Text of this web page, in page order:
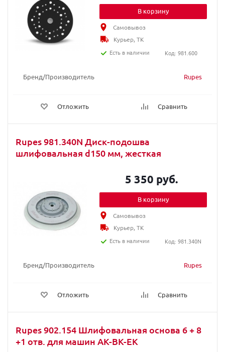
Бренд/Производитель Rupes
Отложить Сравнить
В корзину
Самовывоз
Курьер, ТК
Есть в наличии
Код: 981.600
Rupes 981.340N Диск-подошва
шлифовальная d150 мм, жесткая
Бренд/Производитель Rupes
Отложить Сравнить
5 350 руб.
В корзину
Самовывоз
Курьер, ТК
Есть в наличии
Код: 981.340N
Rupes 902.154 Шлифовальная основа 6 + 8
+1 отв. для машин AK-BK-EK